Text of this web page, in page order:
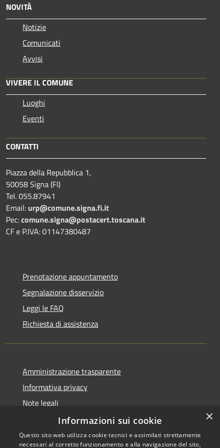
NOVITÀ
Notizie
Comunicati
Avvisi
VIVERE IL COMUNE
Luoghi
Eventi
CONTATTI
Piazza della Repubblica 1,
50058 Signa (FI)
Tel. 055.87941
Email: urp@comune.signa.fi.it
Pec:comune.signa@postacert.toscana.it
CF e P.IVA: 01147380487
Prenotazione appuntamento
Segnalazione disservizio
Leggi le FAQ
Richiesta di assistenza
Amministrazione trasparente
Informativa privacy
Note legali
Dichiarazione di accessibilità
×
Informazioni sui cookie
Questo sito web utilizza cookie tecnici e assimilati strettamente
necessari al corretto funzionamento e alla navigazione del sito,